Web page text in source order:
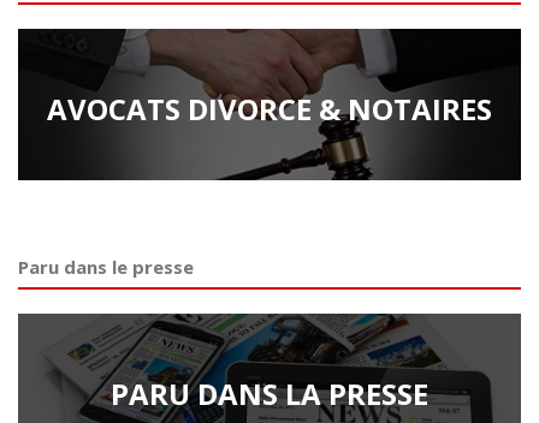
AVOCATS DIVORCE & NOTAIRES
Paru dans le presse
PARU DANS LA PRESSE